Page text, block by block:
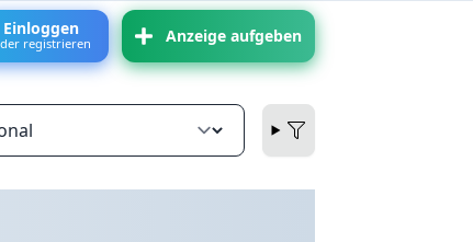
Einloggen
registrieren Anzeige aufgeben